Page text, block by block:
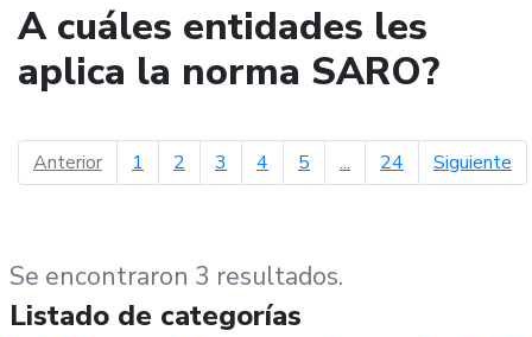
A cuáles entidades les
aplica la norma SARO?
Anteriorpágina anterior
1 2 3 4 5 ... 24 Siguiente
Se encontraron 3 resultados.
Listado de categorías